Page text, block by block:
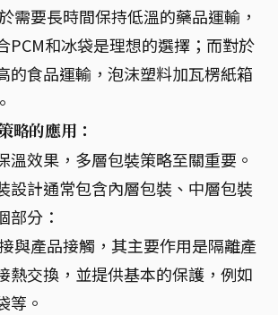
需要長時間保持低溫的藥品運輸，
PCM和冰袋是理想的選擇；而對於
的食品運輸，泡沫塑料加瓦楞紙箱
略的應用：
溫效果，多層包裝策略至關重要。
設計通常包含內層包裝、中層包裝
部分：
與產品接觸，其主要作用是隔離產
熱交換，並提供基本的保護，例如
等。